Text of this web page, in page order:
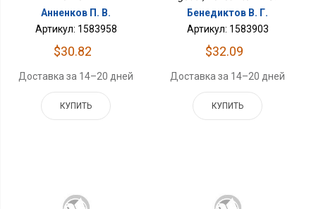
Анненков П. В.
Артикул: 1583958
$30.82
Доставка за 14–20 дней
КУПИТЬ
Бенедиктов В. Г.
Артикул: 1583903
$32.09
Доставка за 14–20 дней
КУПИТЬ